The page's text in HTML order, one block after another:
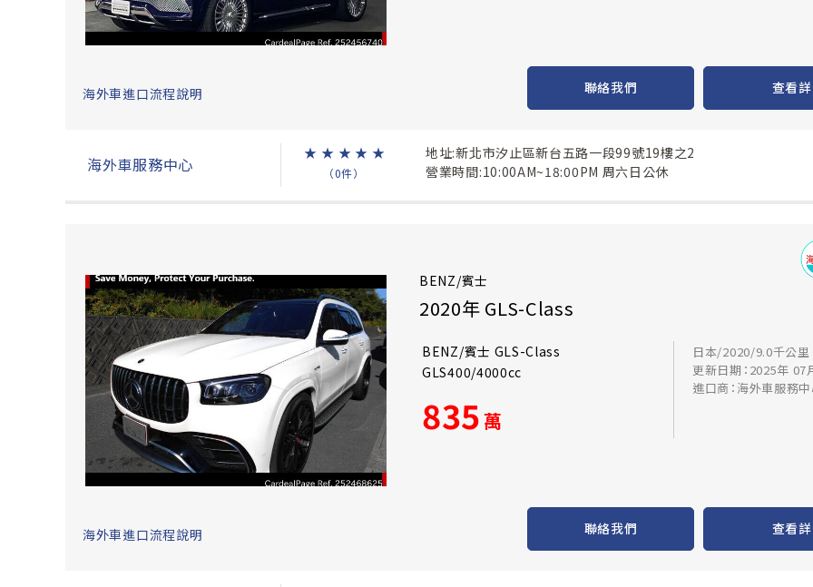
海外車進口流程說明 聯絡我們 查看
海外車服務中心
★ ★ ★ ★ ★
（0件）
地址:新北市汐止區新台五路一段99號19樓之2
營業時間:10:00AM~18:00PM 周六日公休
BENZ/賓士
2020年 GLS-Class
BENZ/賓士 GLS-Class
GLS400/4000cc
835萬
日本/2020/9.0千公里
更新日期：2025年 07
進口商：海外車服務
海外車進口流程說明 聯絡我們 查看